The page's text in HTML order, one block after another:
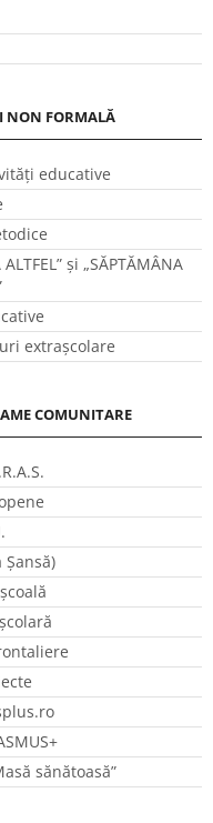
NON FORMALĂ
educative
și „SĂPTĂMÂNA
extraşcolare
COMUNITARE
Șansă)
sănătoasă”